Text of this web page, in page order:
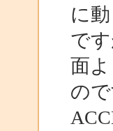
に動
で
面
ので